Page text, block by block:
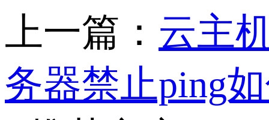
上一篇： 云主
务器禁止ping